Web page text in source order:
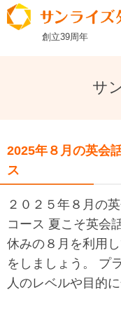
創立39周年
サ
2025年８月の英会
ス
２０２５年８月の
コース 夏こそ英会
休みの８月を利用
をしましょう。 プ
人のレベルや目的